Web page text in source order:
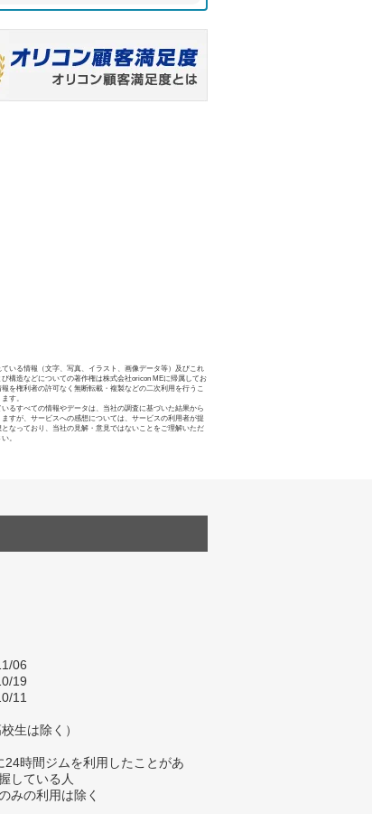
ている情報（文字、写真、イラスト、画像データ等）及びこれ
構造などについての著作権は株式会社oricon MEに帰属してお
を権利者の許可なく無断転載・複製などの二次利用を行うこ
す。
るすべての情報やデータは、当社の調査に基づいた結果から
すが、サービスへの感想については、サービスの利用者が提
なっており、当社の見解・意見ではないことをご理解いただ
。
06
19
11
生は除く）
24時間ジムを利用したことがあ
している人
みの利用は除く